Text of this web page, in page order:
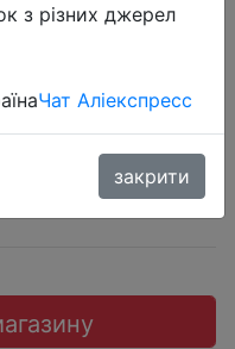
note4x.
з різних джерел
Чат Аліекспресс
закрити